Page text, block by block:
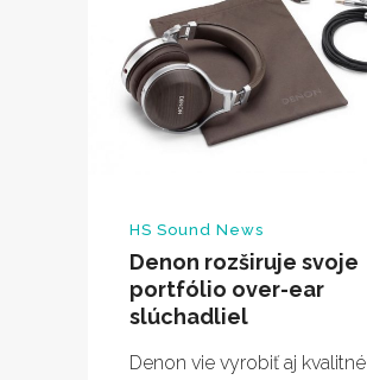
HS Sound News
Denon rozširuje svoje
portfólio over-ear
slúchadliel
Denon vie vyrobiť aj kvalitné